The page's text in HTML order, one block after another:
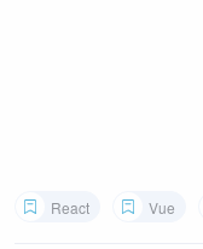
React Vue